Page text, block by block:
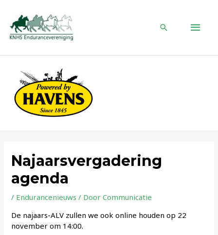
inhoud
Zoeken
Najaarsvergadering
agenda
/ Endurancenieuws / DoorCommunicatie
De najaars-ALV zullen we ook online houden op 22
november om 14:00.